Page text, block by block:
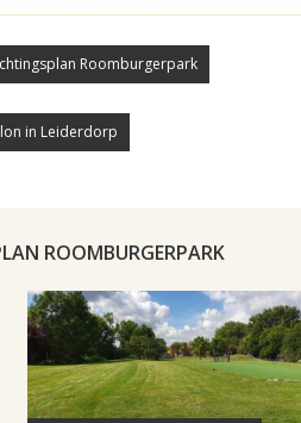
Roomburgerpark
in Leiderdorp
ROOMBURGERPARK